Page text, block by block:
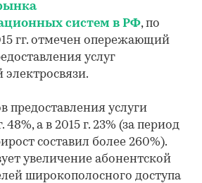
систем в РФ, по
гг. отмечен опережающий
услуг
предоставления услуги
48%, а в 2015 г. 23% (за период
составил более 260%).
увеличение абонентской
широкополосного доступа